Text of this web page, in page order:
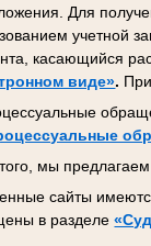
Для
учетной
касающийся
виде».
мы
сайты
в разделе